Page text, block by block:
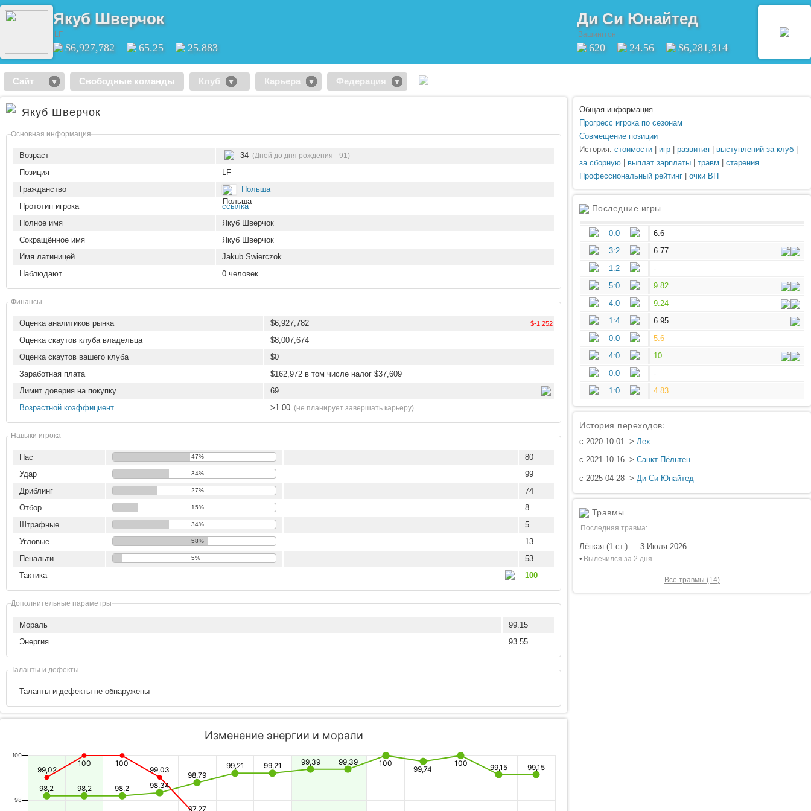
Якуб Шверчок
LF
$6,927,782 65.25 25.883
Ди Си Юнайтед
Вашингтон
620 24.56 $6,281,314
Сайт Свободные команды Клуб Карьера Федерация
Якуб Шверчок
Основная информация
Возраст 34 (Дней до дня рождения - 91)
Позиция
LF
Гражданство
Польша
Прототип игрока
ссылка
Полное имя
Якуб Шверчок
Сокращённое имя
Якуб Шверчок
Имя латиницей
Jakub Swierczok
Наблюдают
0 человек
Финансы
Оценка аналитиков рынка $6,927,782 $-1,252
Оценка скаутов клуба владельца
$8,007,674
Оценка скаутов вашего клуба
$0
Заработная плата
$162,972 в том числе налог $37,609
Лимит доверия на покупку
69
Возрастной коэффициент
>1.00 (не планирует завершать карьеру)
Навыки игрока
Пас 47%
80
Удар
34%
99
Дриблинг
27%
74
Отбор
15%
8
Штрафные
34%
5
Угловые
58%
13
Пенальти
5%
53
Тактика
100
Дополнительные параметры
Мораль
99.15
Энергия
93.55
Таланты и дефекты
Таланты и дефекты не обнаружены
Изменение энергии и морали
98,2 98,2 98,2 98,34
98,79
99,21 99,21 99,39 99,39 100
99,74
100 99,15 99,15
99,02
100 100
99,03
97,27
98
100
Общая информация
Прогресс игрока по сезонам
Совмещение позиции
История: стоимости игр развития выступлений за клуб
за сборную
выплат зарплаты травм
старения
Профессиональный рейтинг
очки ВП
Последние игры
0:0
6.6
3:2
6.77
1:2
-
5:0
9.82
4:0
9.24
1:4
6.95
0:0
5.6
4:0
10
0:0
-
1:0
4.83
История переходов:
с 2020-10-01 -> Лех
с 2021-10-16 -> Санкт-Пёльтен
с 2025-04-28 -> Ди Си Юнайтед
Травмы
Последняя травма:
Лёгкая (1 ст.) — 3 Июля 2026
• Вылечился за 2 дня
Все травмы (14)